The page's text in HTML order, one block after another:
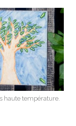
haute température.